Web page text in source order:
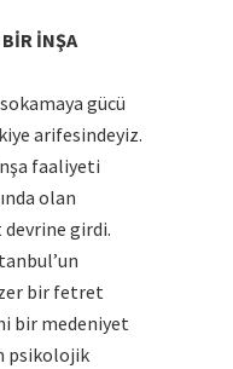
İNŞA
gücü
arifesindeyiz.
faaliyeti
olan
girdi.
bir fetret
bir medeniyet
psikolojik